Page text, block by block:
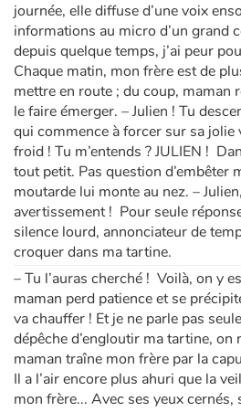
journée, elle diffuse d’une voix
informations au micro d’un grand
depuis quelque temps, j’ai peur
Chaque matin, mon frère est de
mettre en route ; du coup, maman
le faire émerger. – Julien ! Tu
qui commence à forcer sur sa jolie
froid ! Tu m’entends ? JULIEN !
tout petit. Pas question d’embêter
moutarde lui monte au nez. –
avertissement ! Pour seule
silence lourd, annonciateur de
croquer dans ma tartine.
– Tu l’auras cherché ! Voilà, on y
maman perd patience et se
va chauffer ! Et je ne parle pas
dépêche d’engloutir ma tartine, on
maman traîne mon frère par la
Il a l’air encore plus ahuri que la
mon frère... Avec ses yeux cernés,